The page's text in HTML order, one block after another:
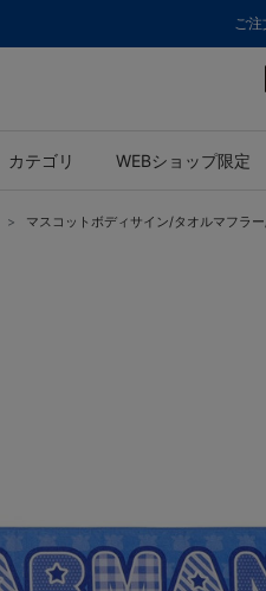
ご
カテゴリ WEBショップ限定
マスコットボディサイン/タオルマフラ